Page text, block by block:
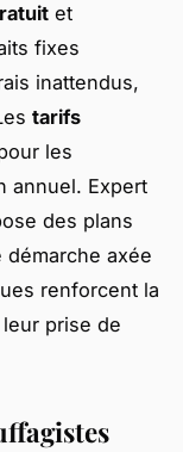
et
fixes
inattendus,
tarifs
les
annuel. Expert
des plans
axée
renforcent la
prise de